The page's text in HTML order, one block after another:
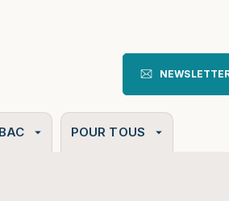
arrow_drop_down POUR TOUS arrow_drop_down